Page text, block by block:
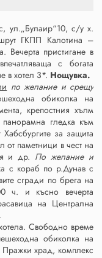
ул.„Булаир“10, с/у х.
ГКПП Калотина –
Вечерта пристигане в
с богата
в хотел 3*. Нощувка.
по желание и срещу
обиколка на
крепостния хълм
гледка към
за защита
паметници в чест на
и др. По желание и
с кораб по р.Дунав с
сгради по брега на
ч. и късно вечерта
на Централна
Свободно време
обиколка на
храд, комплекс